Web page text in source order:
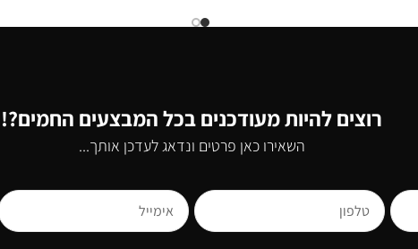
רוצים להיות מעודכנים בכל המבצעים החמים?!
השאירו כאן פרטים ונדאג לעדכן אותך...